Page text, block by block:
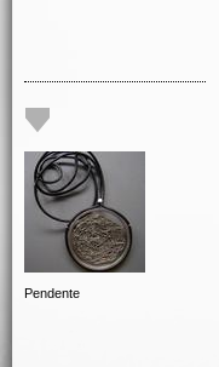
Pendente